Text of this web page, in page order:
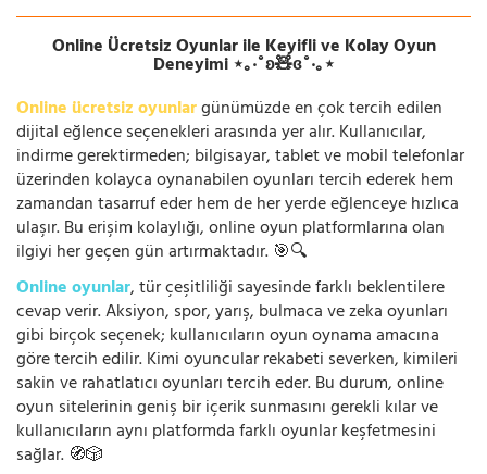
Online Ücretsiz Oyunlar ile Keyifli ve Kolay Oyun
Deneyimi ⋆｡‧˚ʚ🧸ɞ˚‧｡⋆
Online ücretsiz oyunlargünümüzde en çok tercih edilen
dijital eğlence seçenekleri arasında yer alır. Kullanıcılar,
indirme gerektirmeden; bilgisayar, tablet ve mobil telefonlar
üzerinden kolayca oynanabilen oyunları tercih ederek hem
zamandan tasarruf eder hem de her yerde eğlenceye hızlıca
ulaşır. Bu erişim kolaylığı, online oyun platformlarına olan
ilgiyi her geçen gün artırmaktadır. 🎯🔍
Online oyunlar, tür çeşitliliği sayesinde farklı beklentilere
cevap verir. Aksiyon, spor, yarış, bulmaca ve zeka oyunları
gibi birçok seçenek; kullanıcıların oyun oynama amacına
göre tercih edilir. Kimi oyuncular rekabeti severken, kimileri
sakin ve rahatlatıcı oyunları tercih eder. Bu durum, online
oyun sitelerinin geniş bir içerik sunmasını gerekli kılar ve
kullanıcıların aynı platformda farklı oyunlar keşfetmesini
sağlar. 🧭🎲